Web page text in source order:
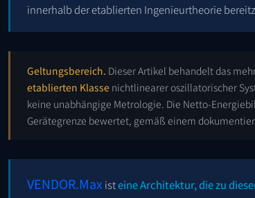
innerhalb der etablierten Ingenieurtheorie
Geltungsbereich. Dieser Artikel behandelt das
etablierten Klasse nichtlinearer oszillatorischer
keine unabhängige Metrologie. Die Netto-
Gerätegrenze bewertet, gemäß einem
VENDOR.Maxisteine Architektur, die zu